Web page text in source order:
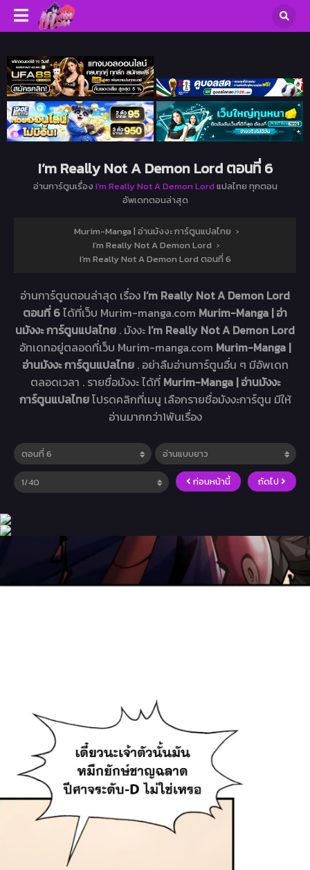
I’m Really Not A Demon Lord ตอนที่ 6
อ่านการ์ตูนเรื่อง I’m Really Not A Demon Lord แปลไทย ทุกตอน
อัพเดทตอนล่าสุด
Murim-Manga | อ่านมังงะ การ์ตูนแปลไทย ›
I’m Really Not A Demon Lord ›
I’m Really Not A Demon Lord ตอนที่ 6
อ่านการ์ตูนตอนล่าสุด เรื่อง I’m Really Not A Demon Lord
ตอนที่ 6ได้ที่เว็บ Murim-manga.com Murim-Manga | อ่า
นมังงะ การ์ตูนแปลไทย . มังงะ I’m Really Not A Demon Lord
อัทเดทอยู่ตลอดที่เว็บ Murim-manga.com Murim-Manga |
อ่านมังงะ การ์ตูนแปลไทย . อย่าลืมอ่านการ์ตูนอื่น ๆ มีอัพเดท
ตลอดเวลา . รายชื่อมังงะ ได้ที่ Murim-Manga | อ่านมังงะ
การ์ตูนแปลไทยโปรดคลิกที่เมนู เลือกรายชื่อมังงะการ์ตูน มีให้
อ่านมากกว่า1พันเรื่อง
ก่อนหน้านี้ ถัดไป